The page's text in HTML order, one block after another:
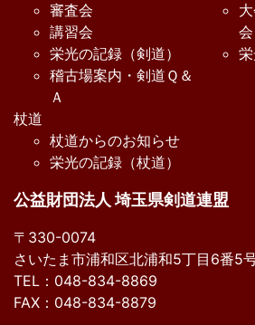
審査会
講習会
栄光の記録（剣道）
稽古場案内・剣道Ｑ＆
Ａ
杖道
杖道からのお知らせ
栄光の記録（杖道）
公益財団法人 埼玉県剣道連盟
〒330-0074
さいたま市浦和区北浦和5丁目6番5
TEL：048-834-8869
FAX：048-834-8879